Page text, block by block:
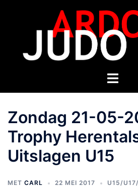
Zondag 21-05-
Trophy
Uitslagen U15
MET CARL 22 MEI 2017 U15/